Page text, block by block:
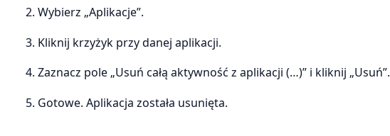
2. Wybierz „Aplikacje”.
3. Kliknij krzyżyk przy danej aplikacji.
4. Zaznacz pole „Usuń całą aktywność z aplikacji (…)” i kliknij „Usuń”.
5. Gotowe. Aplikacja została usunięta.